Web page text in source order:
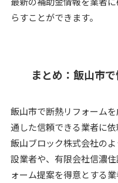
らすことができます。
まとめ：飯山市
飯山市で断熱リフォーム
通した信頼できる業者に依
飯山ブロック株式会社の
設業者や、有限会社信濃
ォーム提案を得意とする